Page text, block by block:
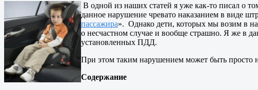
В одной из наших статей я уже как-то писал о
данное нарушение чревато наказанием в виде
пассажира». Однако дети, которых мы возим в
о несчастном случае и вообще страшно. Я же в
установленных ПДД.
При этом таким нарушением может быть просто
Содержание